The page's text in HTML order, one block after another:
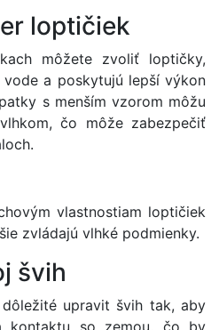
loptičiek
môžete zvoliť loptičky,
a poskytujú lepší výkon
s menším vzorom môžu
čo môže zabezpečiť
vlastnostiam loptičiek
zvládajú vlhké podmienky.
švih
upravit švih tak, aby
kontaktu so zemou, čo by